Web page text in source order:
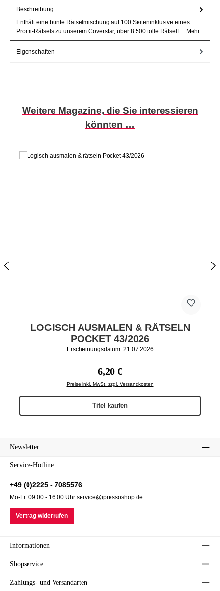
Beschreibung
Enthält eine bunte Rätselmischung auf 100 Seiteninklusive eines
Promi-Rätsels zu unserem Coverstar, über 8.500 tolle Rätself… Mehr
Eigenschaften
Produktgalerie überspringen
Weitere Magazine, die Sie interessieren
könnten …
LOGISCH AUSMALEN & RÄTSELN
POCKET 43/2026
Erscheinungsdatum: 21.07.2026
Regulärer Preis:
6,20 €
Preise inkl. MwSt. zzgl. Versandkosten
Titel kaufen
Newsletter
Service-Hotline
+49 (0)2225 - 7085576
Mo-Fr: 09:00 - 16:00 Uhr service@ipressoshop.de
Vertrag widerrufen
Informationen
Shopservice
Zahlungs- und Versandarten